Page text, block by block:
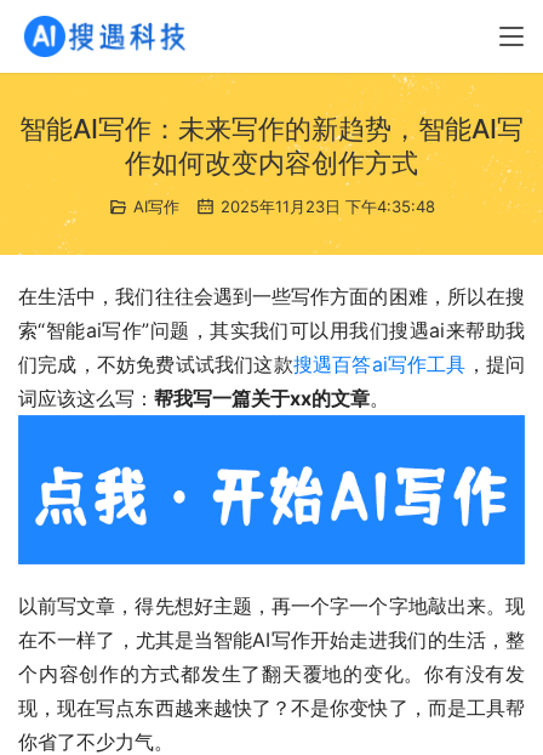
智能AI写作：未来写作的新趋势，智能AI写
作如何改变内容创作方式
AI写作 2025年11月23日 下午4:35:48
在生活中，我们往往会遇到一些写作方面的困难，所以在搜
索“智能ai写作”问题，其实我们可以用我们搜遇ai来帮助我
们完成，不妨免费试试我们这款搜遇百答ai写作工具 ，提问
词应该这么写： 帮我写一篇关于xx的文章。
以前写文章，得先想好主题，再一个字一个字地敲出来。现
在不一样了，尤其是当智能AI写作开始走进我们的生活，整
个内容创作的方式都发生了翻天覆地的变化。你有没有发
现，现在写点东西越来越快了？不是你变快了，而是工具帮
你省了不少力气。